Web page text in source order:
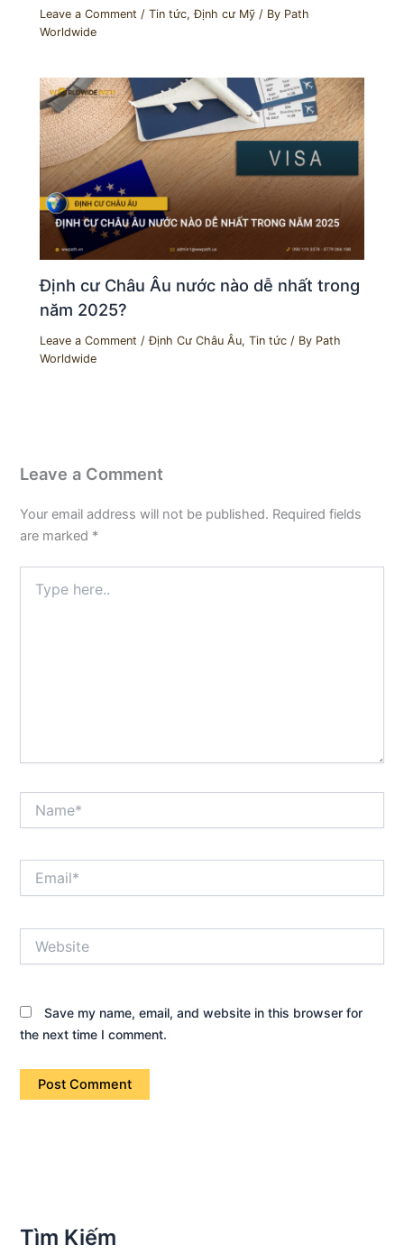
Leave a Comment /Tin tức,Định cư Mỹ / By Path
Worldwide
Định cư Châu Âu nước nào dễ nhất trong
năm 2025?
Leave a Comment /Định Cư Châu Âu,Tin tức / By Path
Worldwide
Leave a Comment
Your email address will not be published. Required fields
are marked *
here..
Save my name, email, and website in this browser for
the next time I comment.
Tìm Kiếm